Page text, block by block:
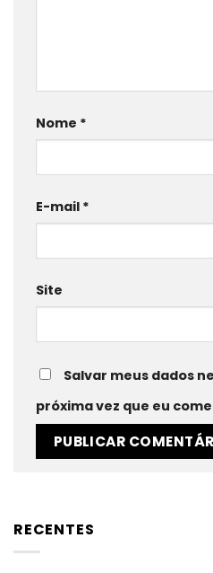
Nome *
E-mail *
Site
Salvar meus dados
próxima vez que eu
RECENTES